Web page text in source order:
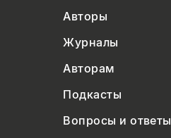
Авторы
Журналы
Авторам
Подкасты
Вопросы и ответы